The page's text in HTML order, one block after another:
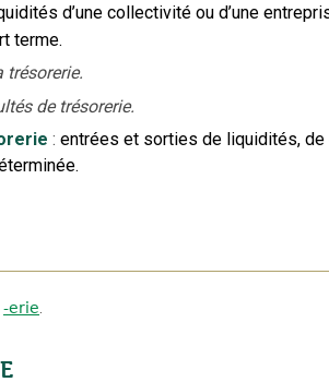
d’une collectivité ou d’une
terme.
trésorerie.
de trésorerie.
: entrées et sorties de liquidités,
-erie.